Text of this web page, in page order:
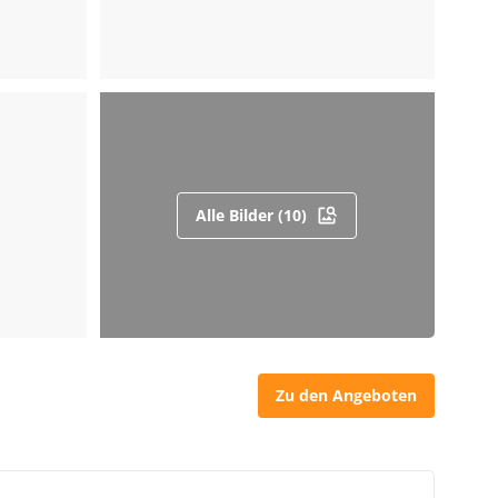
Alle Bilder (10)
Zu den Angeboten